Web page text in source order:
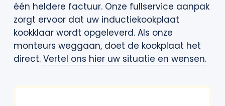
één heldere factuur. Onze fullservice aanpak
zorgt ervoor dat uw inductiekookplaat
kookklaar wordt opgeleverd. Als onze
monteurs weggaan, doet de kookplaat het
direct.Vertel ons hier uw situatie en wensen.